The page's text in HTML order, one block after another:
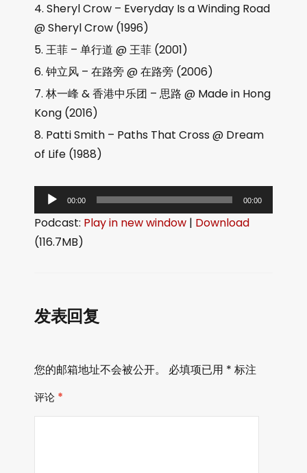
Sheryl Crow – Everyday Is a Winding Road
@ Sheryl Crow (1996)
王菲 – 单行道 @ 王菲 (2001)
钟立风 – 在路旁 @ 在路旁 (2006)
林一峰 & 香港中乐团 – 思路 @ Made in Hong
Kong (2016)
Patti Smith – Paths That Cross @ Dream
of Life (1988)
频
播
放
00:00 00:00
Podcast: Play in new window | Download
(116.7MB)
发表回复
您的邮箱地址不会被公开。 必填项已用 * 标注
评论 *